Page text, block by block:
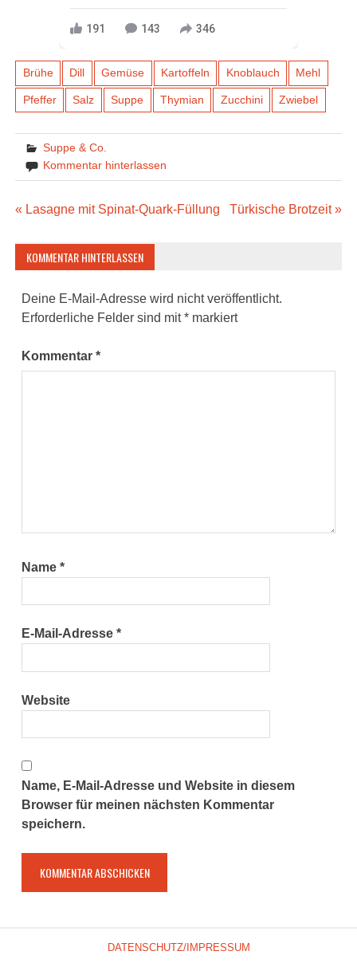
191 143 346
Brühe Dill Gemüse Kartoffeln Knoblauch Mehl
Pfeffer Salz Suppe Thymian Zucchini Zwiebel
Suppe & Co.
Kommentar hinterlassen
Beitragsnavigation
« Lasagne mit Spinat-Quark-Füllung Türkische Brotzeit »
KOMMENTAR HINTERLASSEN
Deine E-Mail-Adresse wird nicht veröffentlicht.
Erforderliche Felder sind mit* markiert
Kommentar*
Name*
E-Mail-Adresse*
Website
Name, E-Mail-Adresse und Website in diesem
Browser für meinen nächsten Kommentar
speichern.
DATENSCHUTZ/IMPRESSUM